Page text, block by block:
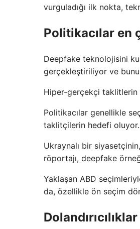
vurguladığı ilk nokta,
Politikacılar en
Deepfake teknolojisini
gerçekleştiriliyor ve
Hiper-gerçekçi taklitlerin
Politikacılar genellikle
taklitçilerin hedefi oluyor.
Ukraynalı bir
röportajı, deepfake
Yaklaşan ABD
da, özellikle ön seçim